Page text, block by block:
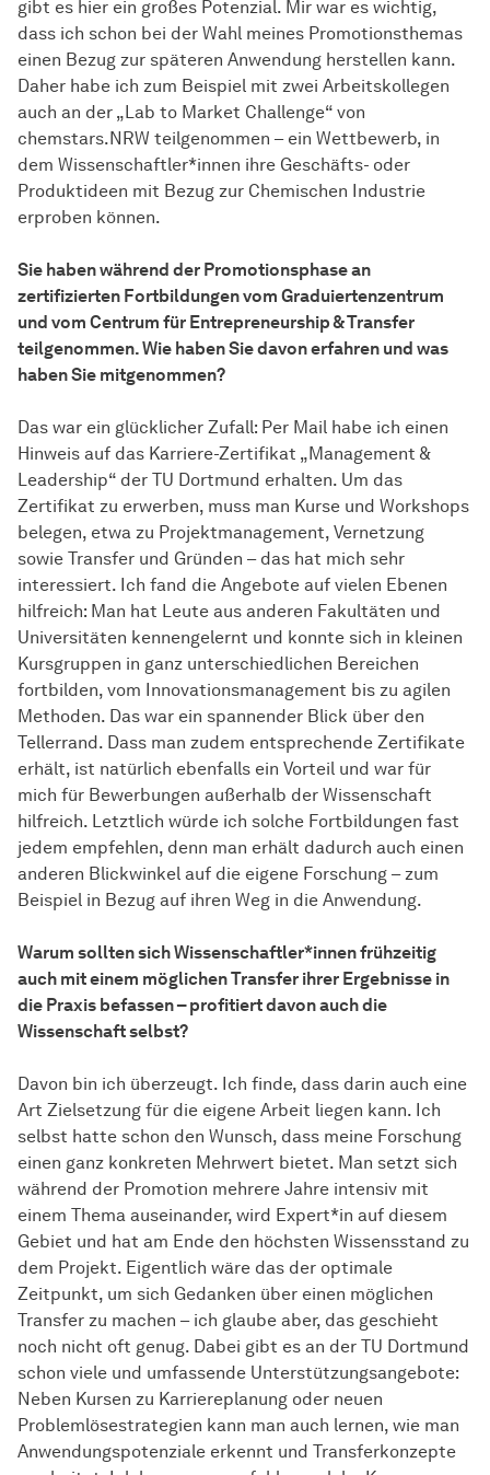
gibt es hier ein großes Potenzial. Mir war es wichtig,
dass ich schon bei der Wahl meines Promotionsthemas
einen Bezug zur späteren Anwendung herstellen kann.
Daher habe ich zum Beispiel mit zwei Arbeitskollegen
auch an der „Lab to Market Challenge“ von
chemstars.NRW teilgenommen – ein Wettbewerb, in
dem Wissenschaftler*innen ihre Geschäfts- oder
Produktideen mit Bezug zur Chemischen Industrie
erproben können.
Sie haben während der Promotionsphase an
zertifizierten Fortbildungen vom Graduiertenzentrum
und vom Centrum für Entrepreneurship & Transfer
teilgenommen. Wie haben Sie davon erfahren und was
haben Sie mitgenommen?
Das war ein glücklicher Zufall: Per Mail habe ich einen
Hinweis auf das Karriere-Zertifikat „Management &
Leadership“ der TU Dortmund erhalten. Um das
Zertifikat zu erwerben, muss man Kurse und Workshops
belegen, etwa zu Projektmanagement, Vernetzung
sowie Transfer und Gründen – das hat mich sehr
interessiert. Ich fand die Angebote auf vielen Ebenen
hilfreich: Man hat Leute aus anderen Fakultäten und
Universitäten kennengelernt und konnte sich in kleinen
Kursgruppen in ganz unterschiedlichen Bereichen
fortbilden, vom Innovationsmanagement bis zu agilen
Methoden. Das war ein spannender Blick über den
Tellerrand. Dass man zudem entsprechende Zertifikate
erhält, ist natürlich ebenfalls ein Vorteil und war für
mich für Bewerbungen außerhalb der Wissenschaft
hilfreich. Letztlich würde ich solche Fortbildungen fast
jedem empfehlen, denn man erhält dadurch auch einen
anderen Blickwinkel auf die eigene Forschung – zum
Beispiel in Bezug auf ihren Weg in die Anwendung.
Warum sollten sich Wissenschaftler*innen frühzeitig
auch mit einem möglichen Transfer ihrer Ergebnisse in
die Praxis befassen – profitiert davon auch die
Wissenschaft selbst?
Davon bin ich überzeugt. Ich finde, dass darin auch eine
Art Zielsetzung für die eigene Arbeit liegen kann. Ich
selbst hatte schon den Wunsch, dass meine Forschung
einen ganz konkreten Mehrwert bietet. Man setzt sich
während der Promotion mehrere Jahre intensiv mit
einem Thema auseinander, wird Expert*in auf diesem
Gebiet und hat am Ende den höchsten Wissensstand zu
dem Projekt. Eigentlich wäre das der optimale
Zeitpunkt, um sich Gedanken über einen möglichen
Transfer zu machen – ich glaube aber, das geschieht
noch nicht oft genug. Dabei gibt es an der TU Dortmund
schon viele und umfassende Unterstützungsangebote:
Neben Kursen zu Karriereplanung oder neuen
Problemlösestrategien kann man auch lernen, wie man
Anwendungspotenziale erkennt und Transferkonzepte